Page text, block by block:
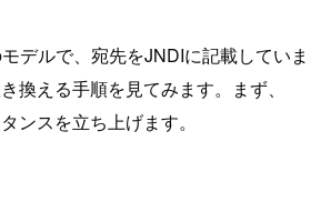
デルで、宛先をJNDIに記載していま
換える手順を見てみます。まず、
ンスを立ち上げます。